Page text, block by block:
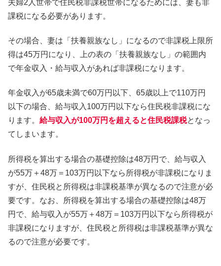
夫婦2人世帯で住民税非課税世帯になるためには、妻も非
課税になる必要があります。
その場合、妻は「扶養親族なし」になるので非課税上限所
得は45万円になり、上の表の「扶養親族なし」の範囲内
で年金収入・給与収入があれば非課税になります。
年金収入が65歳未満で60万円以下、65歳以上で110万円
以下の場合、給与収入100万円以下なら住民税非課税にな
ります。 給与収入が100万円を超えると住民税課税となっ
てしまいます。
所得税を算出する場合の基礎控除は48万円で、給与収入
が55万＋48万＝103万円以下なら所得税が非課税になりま
すが、住民税と所得税は非課税基準が異なるので注意が必
要です。なお、所得税を算出する場合の基礎控除は48万
円で、給与収入が55万＋48万＝103万円以下なら所得税が
非課税になりますが、住民税と所得税は非課税基準が異な
るので注意が必要です。